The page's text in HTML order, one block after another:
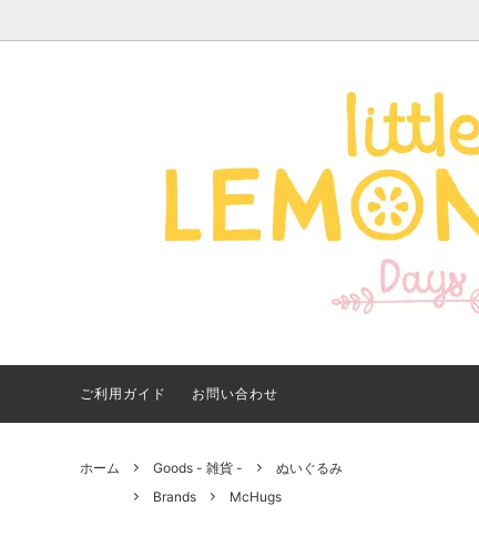
Apparel -アパレル-
サイズで探す
【夏アイテム特集】 2026
年最新！子ども用水着・浮
き輪 アイテム
【
い
ご
ご利用ガイド お問い合わせ
ホーム Goods - 雑貨 -
ぬいぐるみ
Brands
McHugs